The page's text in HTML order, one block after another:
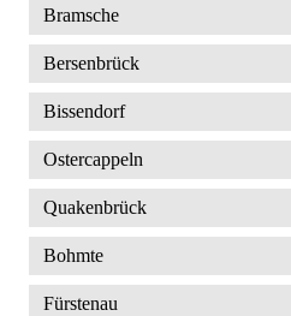
Bramsche
Bersenbrück
Bissendorf
Ostercappeln
Quakenbrück
Bohmte
Fürstenau